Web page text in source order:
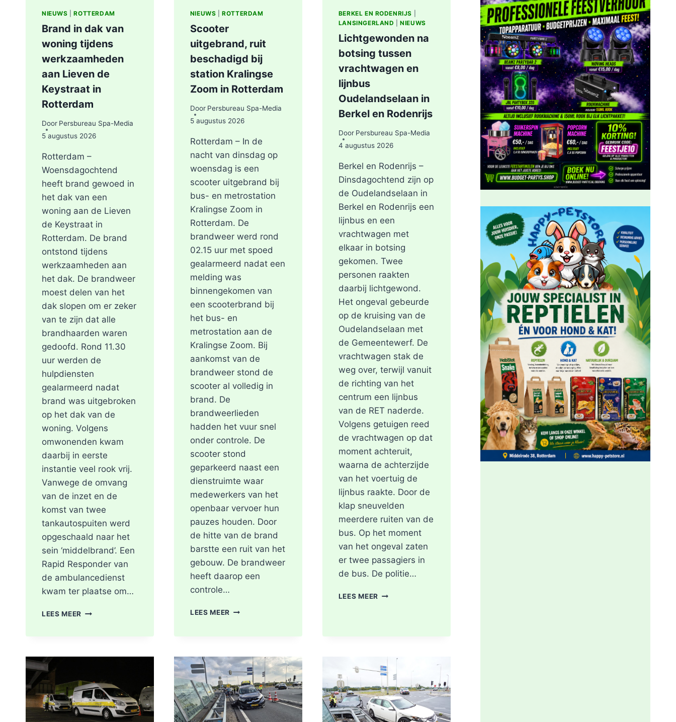
NIEUWS |ROTTERDAM
Brand in dak van
woning tijdens
werkzaamheden
aan Lieven de
Keystraat in
Rotterdam
Door Persbureau Spa-Media
5 augustus 2026
Rotterdam –
Woensdagochtend
heeft brand gewoed in
het dak van een
woning aan de Lieven
de Keystraat in
Rotterdam. De brand
ontstond tijdens
werkzaamheden aan
het dak. De brandweer
moest delen van het
dak slopen om er zeker
van te zijn dat alle
brandhaarden waren
gedoofd. Rond 11.30
uur werden de
hulpdiensten
gealarmeerd nadat
brand was uitgebroken
op het dak van de
woning. Volgens
omwonenden kwam
daarbij in eerste
instantie veel rook vrij.
Vanwege de omvang
van de inzet en de
komst van twee
tankautospuiten werd
opgeschaald naar het
sein ‘middelbrand’. Een
Rapid Responder van
de ambulancedienst
kwam ter plaatse om…
LEES MEER BRAND
AAN
LIEVEN
DE
KEYSTRAAT
NIEUWS |ROTTERDAM
Scooter
uitgebrand, ruit
beschadigd bij
station Kralingse
Zoom in Rotterdam
Door Persbureau Spa-Media
5 augustus 2026
Rotterdam – In de
nacht van dinsdag op
woensdag is een
scooter uitgebrand bij
bus- en metrostation
Kralingse Zoom in
Rotterdam. De
brandweer werd rond
02.15 uur met spoed
gealarmeerd nadat een
melding was
binnengekomen van
een scooterbrand bij
het bus- en
metrostation aan de
Kralingse Zoom. Bij
aankomst van de
brandweer stond de
scooter al volledig in
brand. De
brandweerlieden
hadden het vuur snel
onder controle. De
scooter stond
geparkeerd naast een
dienstruimte waar
medewerkers van het
openbaar vervoer hun
pauzes houden. Door
de hitte van de brand
barstte een ruit van het
gebouw. De brandweer
heeft daarop een
controle…
LEES MEER SCOOTER
STATION
KRALINGSE
ZOOM
IN
ROTTERDAM
BERKEL EN RODENRIJS
LANSINGERLAND |NIEUWS
Lichtgewonden na
botsing tussen
vrachtwagen en
lijnbus
Oudelandselaan in
Berkel en Rodenrijs
Door Persbureau Spa-Media
4 augustus 2026
Berkel en Rodenrijs –
Dinsdagochtend zijn op
de Oudelandselaan in
Berkel en Rodenrijs een
lijnbus en een
vrachtwagen met
elkaar in botsing
gekomen. Twee
personen raakten
daarbij lichtgewond.
Het ongeval gebeurde
op de kruising van de
Oudelandselaan met
de Gemeentewerf. De
vrachtwagen stak de
weg over, terwijl vanuit
de richting van het
centrum een lijnbus
van de RET naderde.
Volgens getuigen reed
de vrachtwagen op dat
moment achteruit,
waarna de achterzijde
van het voertuig de
lijnbus raakte. Door de
klap sneuvelden
meerdere ruiten van de
bus. Op het moment
van het ongeval zaten
er twee passagiers in
de bus. De politie…
LEES MEERLICHTGEWONDEN
LIJNBUS
OUDELANDSELAAN
IN
BERKEL
EN
RODENRIJS